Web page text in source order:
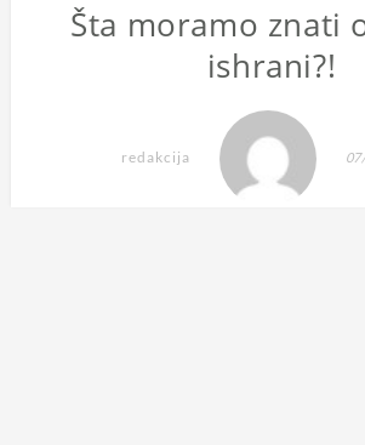
Šta moramo znati
ishrani?!
redakcija